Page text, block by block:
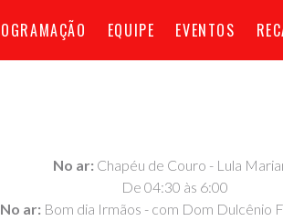
EQUIPE EVENTOS
No ar: Chapéu de Couro - Lula
De 04:30 às 6:00
No ar: Bom dia Irmãos - com Dom Dulcênio